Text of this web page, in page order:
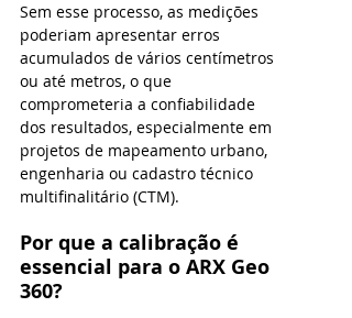
Sem esse processo, as medições
poderiam apresentar erros
acumulados de vários centímetros
ou até metros, o que
comprometeria a confiabilidade
dos resultados, especialmente em
projetos de mapeamento urbano,
engenharia ou cadastro técnico
multifinalitário (CTM).
Por que a calibração é
essencial para o ARX Geo
360?